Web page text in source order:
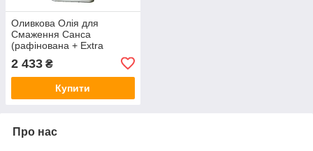
Оливкова Олія для
Смаження Санса
(рафінована + Extra
(ІТАЛІЯ)
2 433 ₴
Купити
Про нас